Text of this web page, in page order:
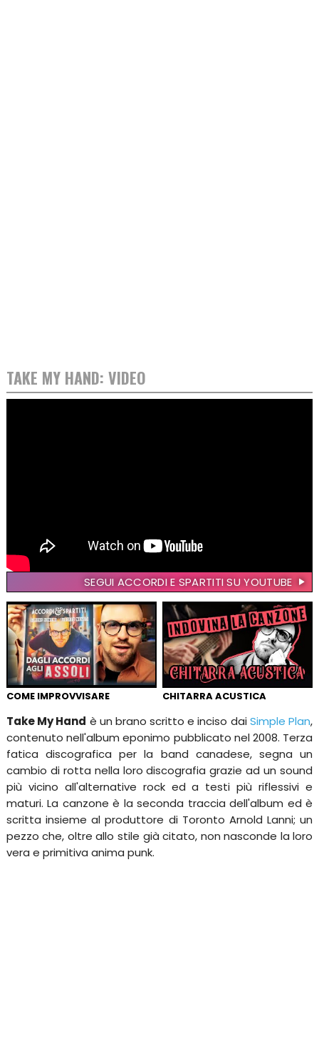
TAKE MY HAND: VIDEO
SEGUI ACCORDI E SPARTITI SU YOUTUBE
COME IMPROVVISARE CHITARRA ACUSTICA
Take My Hand è un brano scritto e inciso daiSimple Plan,
contenuto nell'album eponimo pubblicato nel 2008. Terza
fatica discografica per la band canadese, segna un
cambio di rotta nella loro discografia grazie ad un sound
più vicino all'alternative rock ed a testi più riflessivi e
maturi. La canzone è la seconda traccia dell'album ed è
scritta insieme al produttore di Toronto Arnold Lanni; un
pezzo che, oltre allo stile già citato, non nasconde la loro
vera e primitiva anima punk.